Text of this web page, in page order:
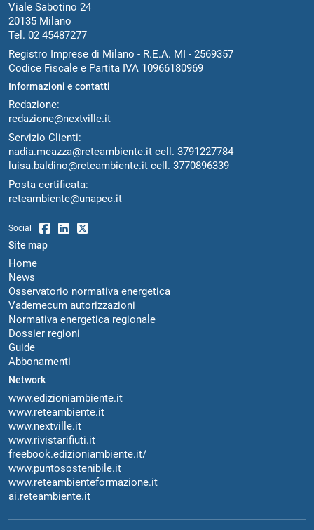
Viale Sabotino 24
20135 Milano
Tel. 02 45487277
Registro Imprese di Milano - R.E.A. MI - 2569357
Codice Fiscale e Partita IVA 10966180969
Informazioni e contatti
Redazione:
redazione@nextville.it
Servizio Clienti:
nadia.meazza@reteambiente.it cell. 3791227784
luisa.baldino@reteambiente.it cell. 3770896339
Posta certificata:
reteambiente@unapec.it
Social
Site map
Home
News
Osservatorio normativa energetica
Vademecum autorizzazioni
Normativa energetica regionale
Dossier regioni
Guide
Abbonamenti
Network
www.edizioniambiente.it
www.reteambiente.it
www.nextville.it
www.rivistarifiuti.it
freebook.edizioniambiente.it/
www.puntosostenibile.it
www.reteambienteformazione.it
ai.reteambiente.it